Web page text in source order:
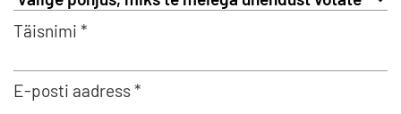
Täisnimi *
E-posti aadress *